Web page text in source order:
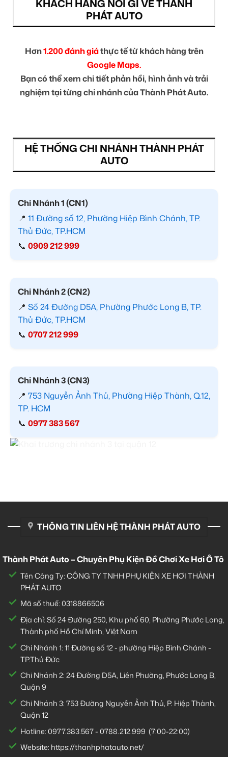
KHÁCH HÀNG NÓI GÌ VỀ THÀNH
PHÁT AUTO
Hơn1.200 đánh giáthực tế từ khách hàng trên
Google Maps.
Bạn có thể xem chi tiết phản hồi, hình ảnh và trải
nghiệm tại từng chi nhánh của Thành Phát Auto.
HỆ THỐNG CHI NHÁNH THÀNH PHÁT
AUTO
Chi Nhánh 1 (CN1)
📍 11 Đường số 12, Phường Hiệp Bình Chánh, TP.
Thủ Đức, TP.HCM
📞 0909 212 999
Chi Nhánh 2 (CN2)
📍 Số 24 Đường D5A, Phường Phước Long B, TP.
Thủ Đức, TP.HCM
📞 0707 212 999
Chi Nhánh 3 (CN3)
📍 753 Nguyễn Ảnh Thủ, Phường Hiệp Thành, Q.12,
TP. HCM
📞 0977 383 567
THÔNG TIN LIÊN HỆ THÀNH PHÁT AUTO
Thành Phát Auto – Chuyên Phụ Kiện Đồ Chơi Xe Hơi Ô Tô
Tên Công Ty: CÔNG TY TNHH PHỤ KIỆN XE HƠI THÀNH
PHÁT AUTO
Mã số thuế: 0318866506
Địa chỉ: Số 24 Đường 250, Khu phố 60, Phường Phước Long,
Thành phố Hồ Chí Minh, Việt Nam
Chi Nhánh 1:11 Đường số 12 - phường Hiệp Bình Chánh -
TP.Thủ Đức
Chi Nhánh 2:24 Đường D5A, Liên Phường, Phước Long B,
Quận 9
Chi Nhánh 3:753 Đường Nguyễn Ảnh Thủ, P. Hiệp Thành,
Quận 12
Hotline:0977.383.567-0788.212.999 (7:00-22:00)
Website: https://thanhphatauto.net/